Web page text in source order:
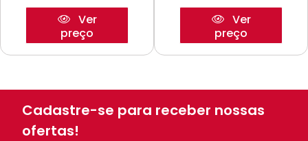
Ver
preço
Ver
preço
Cadastre-se para receber nossas
ofertas!